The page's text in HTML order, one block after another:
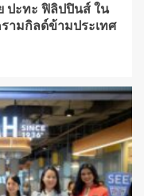
ปะทะ ฟิลิปปินส์ ใน
ามกิลด์ข้ามประเทศ